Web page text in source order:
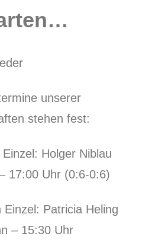
unserer
stehen fest:
Holger Niblau
17:00 Uhr (0:6-0:6)
Patricia Heling
– 15:30 Uhr